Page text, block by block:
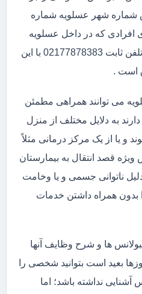
پیش شماره شهر عسلویه شماره
افرادی که در داخل عسلویه
ساکن هستند و قصد دارند با تلفن ثابت 02177878383 با این
است .
می توانند همراهی مطمئن
به دلایل مختلف از منزل
و یا از یک مرکز درمانی مثلاً
قصد انتقال به بیمارستان
دلیل ناتوانی جسمی و یا وخامت
بدون همراه داشتن خدمات
ها و شرح وظایف آنها
بعید است بتوانید شخصی را
آشنایی نداشته باشد؛ اما